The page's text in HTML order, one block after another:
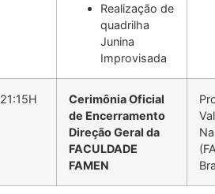
Realização de
quadrilha
Junina
Improvisada
21:15H
Cerimônia Oficial
de Encerramento
Direção Geral da
FACULDADE
FAMEN